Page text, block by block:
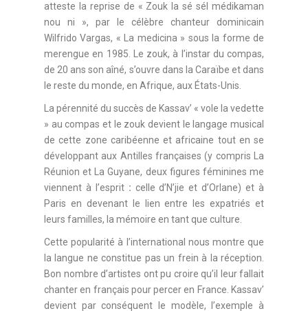
atteste la reprise de « Zouk la sé sél médikaman
nou ni », par le célèbre chanteur dominicain
Wilfrido Vargas, « La medicina » sous la forme de
merengue en 1985. Le zouk, à l’instar du compas,
de 20 ans son aîné, s’ouvre dans la Caraïbe et dans
le reste du monde, en Afrique, aux États-Unis.
La pérennité du succès de Kassav’ « vole la vedette
» au compas et le zouk devient le langage musical
de cette zone caribéenne et africaine tout en se
développant aux Antilles françaises (y compris La
Réunion et La Guyane, deux figures féminines me
viennent à l’esprit : celle d’N’jie et d’Orlane) et à
Paris en devenant le lien entre les expatriés et
leurs familles, la mémoire en tant que culture.
Cette popularité à l’international nous montre que
la langue ne constitue pas un frein à la réception.
Bon nombre d’artistes ont pu croire qu’il leur fallait
chanter en français pour percer en France. Kassav’
devient par conséquent le modèle, l’exemple à